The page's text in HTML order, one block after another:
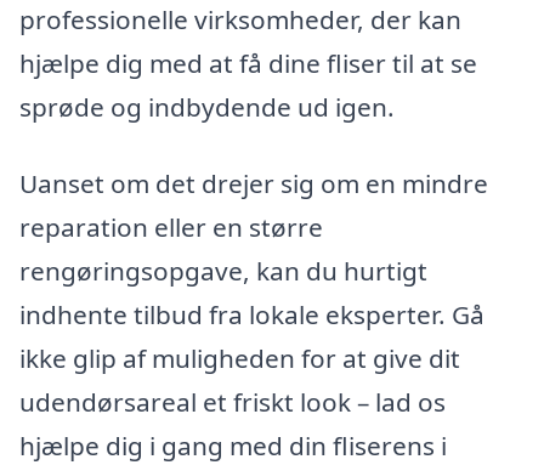
professionelle virksomheder, der kan
hjælpe dig med at få dine fliser til at se
sprøde og indbydende ud igen.
Uanset om det drejer sig om en mindre
reparation eller en større
rengøringsopgave, kan du hurtigt
indhente tilbud fra lokale eksperter. Gå
ikke glip af muligheden for at give dit
udendørsareal et friskt look – lad os
hjælpe dig i gang med din fliserens i